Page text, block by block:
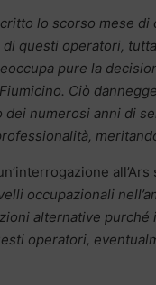
lo scorso mese di
questi operatori,
pure la
Ciò
numerosi anni di
all’Ars
occupazionali
alternative
operatori,